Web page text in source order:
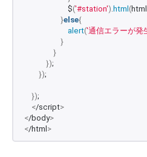
                        $
('#station'). html (html
}else{
alert('通信エラーが発
}
}
});
});
});
</script>
</body>
</html >